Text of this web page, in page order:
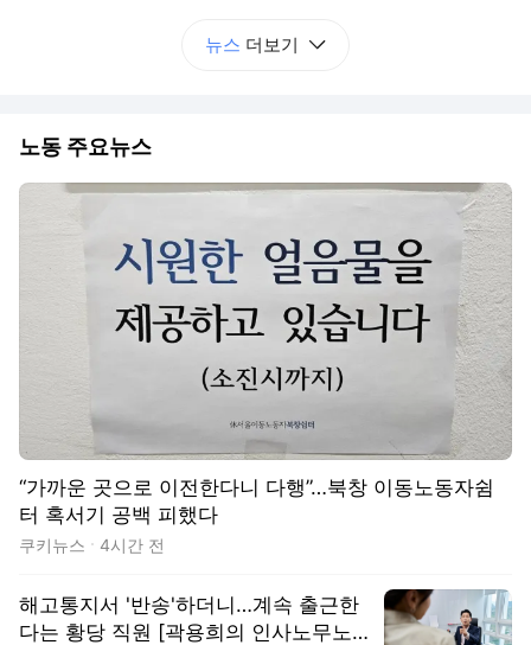
뉴스 더보기
노동 주요뉴스
“가까운 곳으로 이전한다니 다행”…북창 이동노동자쉼
터 혹서기 공백 피했다
쿠키뉴스 4시간 전
해고통지서 '반송'하더니…계속 출근한
다는 황당 직원 [곽용희의 인사노무노